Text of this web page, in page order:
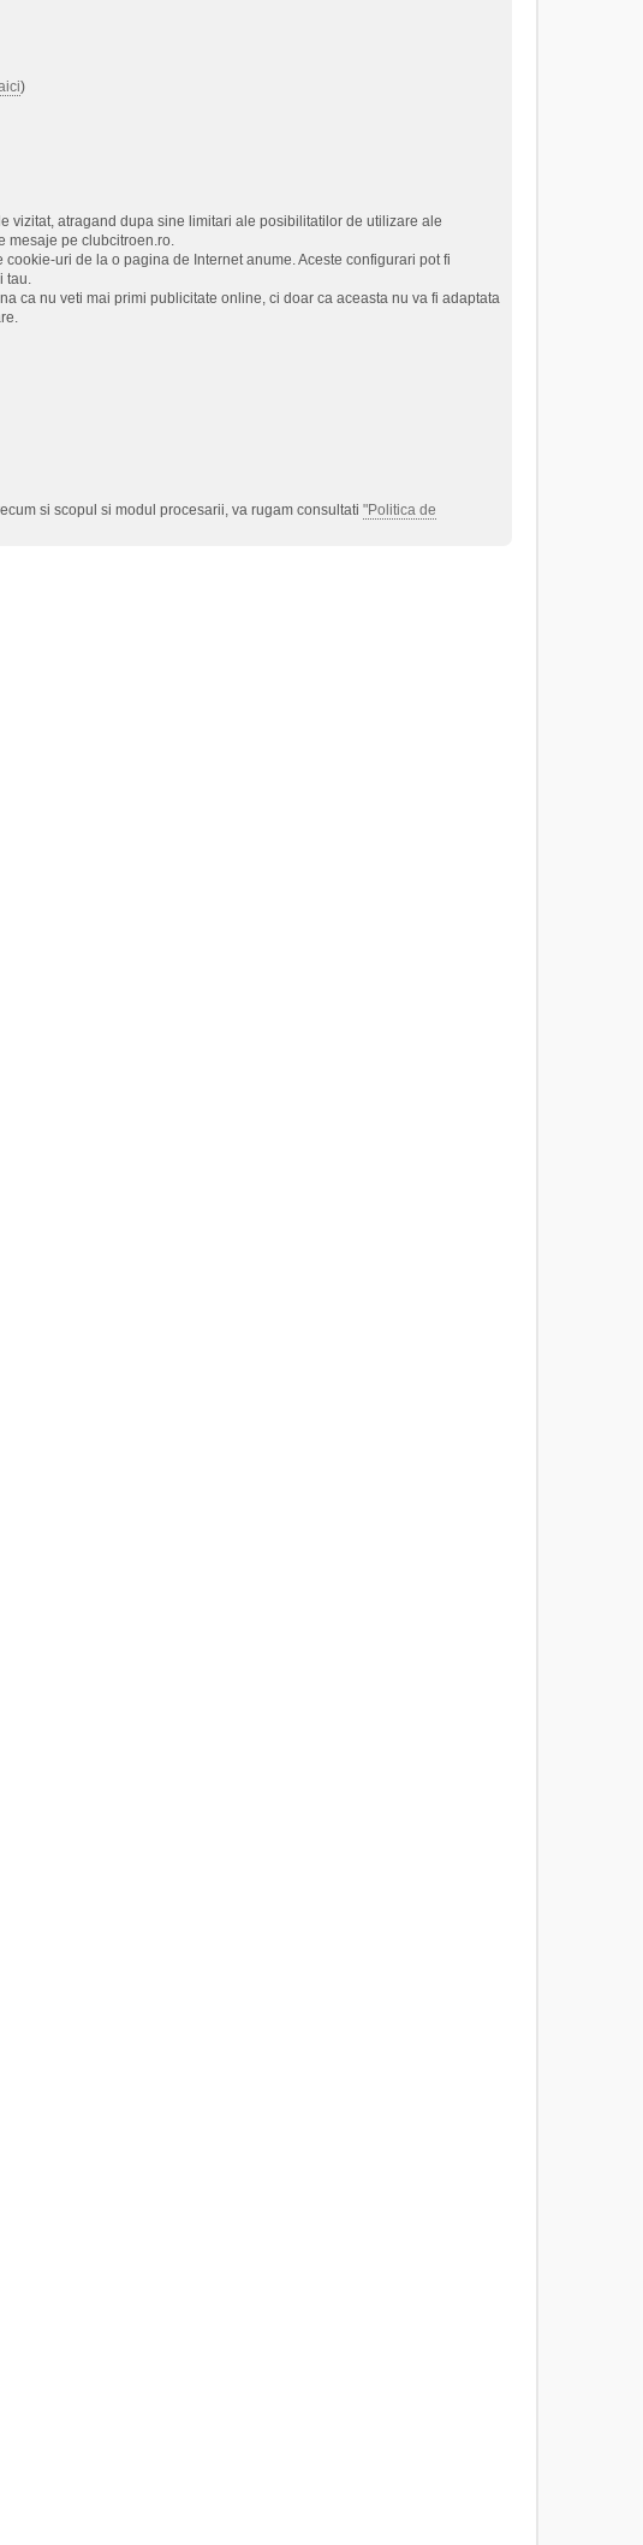
)
vizitat, atragand dupa sine limitari ale posibilitatilor de utilizare ale
mesaje pe clubcitroen.ro.
uri de la o pagina de Internet anume. Aceste configurari pot fi
tau.
ca nu veti mai primi publicitate online, ci doar ca aceasta nu va fi adaptata
si scopul si modul procesarii, va rugam consultati "Politica de